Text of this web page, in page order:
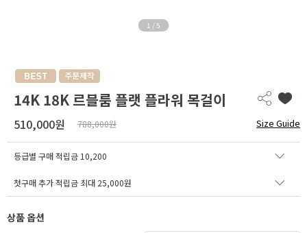
1 / 5
14K 18K 르블룸 플랫 플라워 목걸이
510,000원 788,000원 Size Guide
등급별 구매 적립금 10,200
첫구매 추가 적립금 최대 25,000원
상품 옵션